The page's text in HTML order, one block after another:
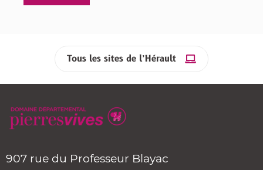
le
Tous les sites de l’Hérault
907 rue du Professeur Blayac